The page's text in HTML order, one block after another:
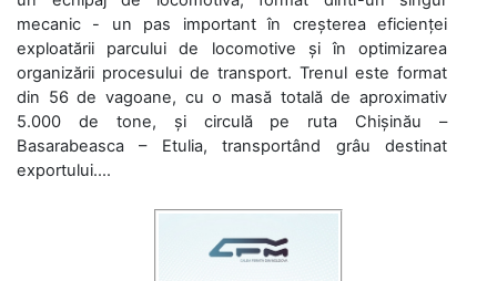
mecanic - un pas important în creșterea eficienței
exploatării parcului de locomotive și în optimizarea
organizării procesului de transport. Trenul este format
din 56 de vagoane, cu o masă totală de aproximativ
5.000 de tone, și circulă pe ruta Chișinău –
Basarabeasca – Etulia, transportând grâu destinat
exportului....